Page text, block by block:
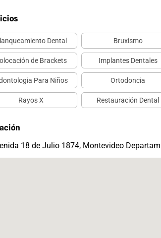
Dental Bruxismo
de Brackets Implantes Dentales
Para Niños Ortodoncia
Rayos X Restauración Dental
18 de Julio 1874, Montevideo